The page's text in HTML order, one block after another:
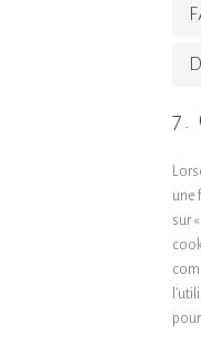
7.
une
sur